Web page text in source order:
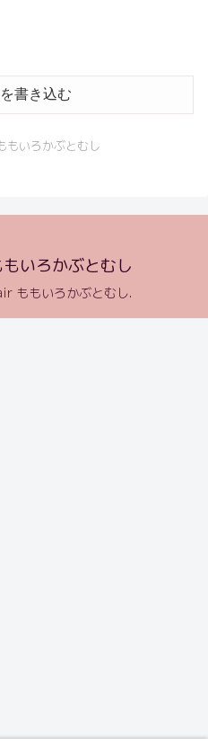
書き込む
もいろかぶとむし
いろかぶとむし
ももいろかぶとむし.